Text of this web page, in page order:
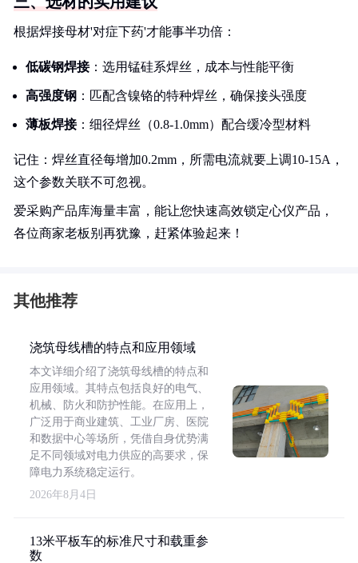
根据焊接母材'对症下药'才能事半功倍：
低碳钢焊接：选用锰硅系焊丝，成本与性能平衡
高强度钢 ：匹配含镍铬的特种焊丝，确保接头强度
薄板焊接：细径焊丝（0.8-1.0mm）配合缓冷型材料
记住：焊丝直径每增加0.2mm，所需电流就要上调10-15A，
这个参数关联不可忽视。
爱采购产品库海量丰富，能让您快速高效锁定心仪产品，
各位商家老板别再犹豫，赶紧体验起来！
其他推荐
浇筑母线槽的特点和应用领域
本文详细介绍了浇筑母线槽的特点和
应用领域。其特点包括良好的电气、
机械、防火和防护性能。在应用上，
广泛用于商业建筑、工业厂房、医院
和数据中心等场所，凭借自身优势满
足不同领域对电力供应的高要求，保
障电力系统稳定运行。
2026年8月4日
13米平板车的标准尺寸和载重参
数